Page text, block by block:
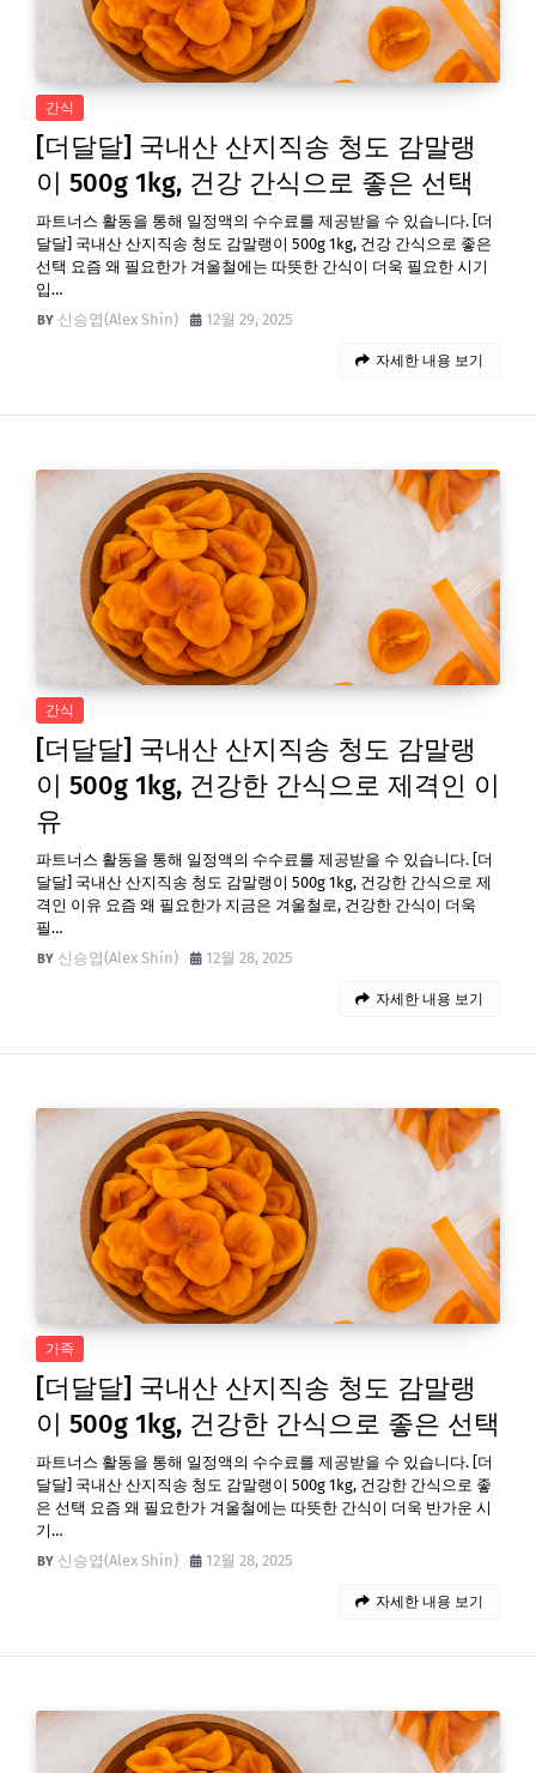
간식
[더달달] 국내산 산지직송 청도 감말랭
이 500g 1kg, 건강 간식으로 좋은 선택
파트너스 활동을 통해 일정액의 수수료를 제공받을 수 있습니다. [더
달달] 국내산 산지직송 청도 감말랭이 500g 1kg, 건강 간식으로 좋은
선택 요즘 왜 필요한가 겨울철에는 따뜻한 간식이 더욱 필요한 시기
입…
신승엽(Alex Shin)
12월 29, 2025
자세한 내용 보기
간식
[더달달] 국내산 산지직송 청도 감말랭
이 500g 1kg, 건강한 간식으로 제격인 이
유
파트너스 활동을 통해 일정액의 수수료를 제공받을 수 있습니다. [더
달달] 국내산 산지직송 청도 감말랭이 500g 1kg, 건강한 간식으로 제
격인 이유 요즘 왜 필요한가 지금은 겨울철로, 건강한 간식이 더욱
필…
신승엽(Alex Shin)
12월 28, 2025
자세한 내용 보기
가족
[더달달] 국내산 산지직송 청도 감말랭
이 500g 1kg, 건강한 간식으로 좋은 선택
파트너스 활동을 통해 일정액의 수수료를 제공받을 수 있습니다. [더
달달] 국내산 산지직송 청도 감말랭이 500g 1kg, 건강한 간식으로 좋
은 선택 요즘 왜 필요한가 겨울철에는 따뜻한 간식이 더욱 반가운 시
기…
신승엽(Alex Shin)
12월 28, 2025
자세한 내용 보기